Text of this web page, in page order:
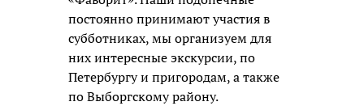
постоянно принимают участия в
субботниках, мы организуем для
них интересные экскурсии, по
Петербургу и пригородам, а также
по Выборгскому району.